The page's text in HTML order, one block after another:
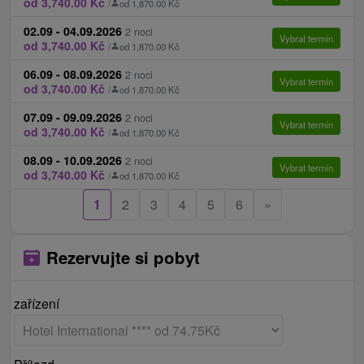
Late check out do 14 hod. 25 € / pokoj (v případě,
že není další nástup na pokoj)
/ od 1,870.00 Kč
02.09 - 04.09.2026 2 noci
od 3,740.00 Kč / od 1,870.00 Kč
Vybrat termín
06.09 - 08.09.2026 2 noci
od 3,740.00 Kč / od 1,870.00 Kč
Vybrat termín
07.09 - 09.09.2026 2 noci
od 3,740.00 Kč / od 1,870.00 Kč
Vybrat termín
08.09 - 10.09.2026 2 noci
od 3,740.00 Kč / od 1,870.00 Kč
Vybrat termín
1 2 3 4 5 6 »
Rezervujte si pobyt
zařízení